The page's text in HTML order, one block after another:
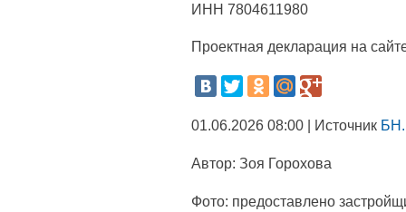
ИНН 7804611980
Проектная декларация на
01.06.2026 08:00 | Источник
Автор: Зоя Горохова
Фото: предоставлено